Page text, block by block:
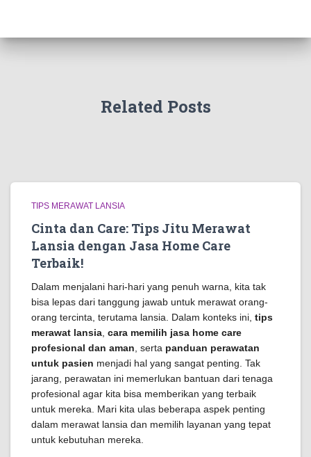
Related Posts
TIPS MERAWAT LANSIA
Cinta dan Care: Tips Jitu Merawat
Lansia dengan Jasa Home Care
Terbaik!
Dalam menjalani hari-hari yang penuh warna, kita tak
bisa lepas dari tanggung jawab untuk merawat orang-
orang tercinta, terutama lansia. Dalam konteks ini, tips
merawat lansia cara memilih jasa home care
profesional dan aman , serta panduan perawatan
untuk pasien menjadi hal yang sangat penting. Tak
jarang, perawatan ini memerlukan bantuan dari tenaga
profesional agar kita bisa memberikan yang terbaik
untuk mereka. Mari kita ulas beberapa aspek penting
dalam merawat lansia dan memilih layanan yang tepat
untuk kebutuhan mereka.